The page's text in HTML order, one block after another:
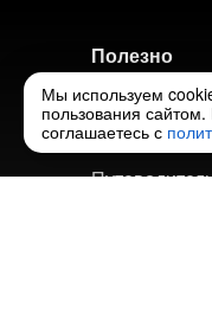
Полезно
Экскурсии
Авторские
Мы используем
пользования
соглашаетесь с